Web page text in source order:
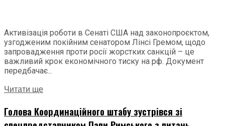
Активізація роботи в Сенаті США над законопроєктом,
узгодженим покійним сенатором Лінсі Гремом, щодо
запровадження проти росії жорстких санкцій – це
важливий крок економічного тиску на рф. Документ
передбачає...
Читати ще
Голова Координаційного штабу зустрівся зі